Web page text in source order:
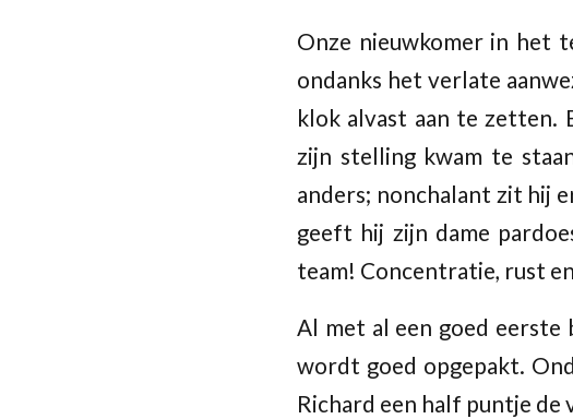
Onze nieuwkomer in het
ondanks het verlate
klok alvast aan te zetten.
zijn stelling kwam te
anders; nonchalant zit hij
geeft hij zijn dame
team! Concentratie, rust
Al met al een goed eerste
wordt goed opgepakt.
Richard een half puntje de